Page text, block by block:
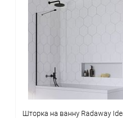
В корзину
Шторка на ванну Radaway